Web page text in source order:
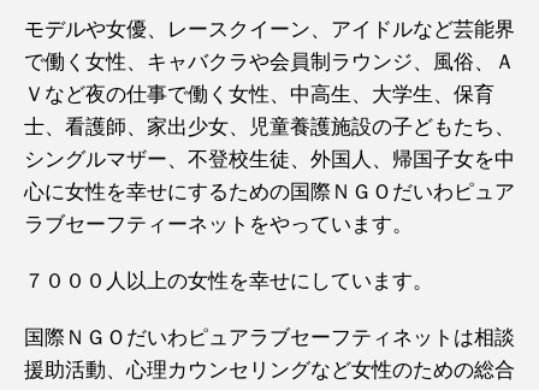
モデルや女優、レースクイーン、アイドルなど芸能界
で働く女性、キャバクラや会員制ラウンジ、風俗、Ａ
Ｖなど夜の仕事で働く女性、中高生、大学生、保育
士、看護師、家出少女、児童養護施設の子どもたち、
シングルマザー、不登校生徒、外国人、帰国子女を中
心に女性を幸せにするための国際ＮＧＯだいわピュア
ラブセーフティーネットをやっています。
７０００人以上の女性を幸せにしています。
国際ＮＧＯだいわピュアラブセーフティネットは相談
援助活動、心理カウンセリングなど女性のための総合